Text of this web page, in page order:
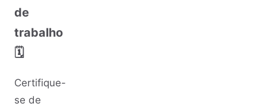
de
trabalho
🗓️
Certifique-
se de